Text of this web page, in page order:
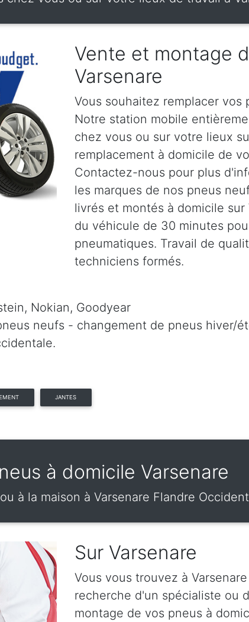
Vente et montage
Varsenare
Vous souhaitez remplacer vos
Notre station mobile
chez vous ou sur votre lieux
remplacement à domicile de
Contactez-nous pour plus
les marques de nos pneus
livrés et montés à domicile sur
du véhicule de 30 minutes
pneumatiques. Travail de
techniciens formés.
Nokian, Goodyear
neufs - changement de pneus hiver/
JANTES
à domicile Varsenare
à la maison à Varsenare Flandre
Sur Varsenare
Vous vous trouvez à
recherche d'un spécialiste ou
montage de vos pneus à